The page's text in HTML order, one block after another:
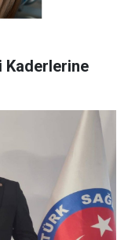
Kaderlerine